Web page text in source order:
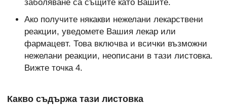
заболяване са същите като Вашите.
Ако получите някакви нежелани лекарствени
реакции, уведомете Вашия лекар или
фармацевт. Това включва и всички възможни
нежелани реакции, неописани в тази листовка.
Вижте точка 4.
Какво съдържа тази листовка